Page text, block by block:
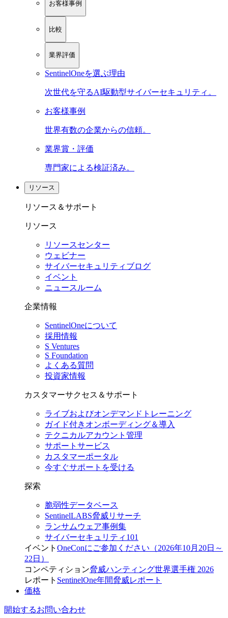
お客様事例
比較
業界評価
SentinelOneを選ぶ理由
次世代を守るAI駆動型サイバーセキュリティ。
お客様事例
世界有数の企業からの信頼。
業界賞・評価
専門家による検証済み。
リソース
リソース＆サポート
リソース
リソースセンター
ウェビナー
サイバーセキュリティブログ
イベント
ニュースルーム
企業情報
SentinelOneについて
採用情報
S Ventures
S Foundation
よくある質問
投資家情報
カスタマーサクセス＆サポート
ライブおよびオンデマンドトレーニング
ガイド付きオンボーディング＆導入
テクニカルアカウント管理
サポートサービス
カスタマーポータル
今すぐサポートを受ける
探索
脆弱性データベース
SentinelLABS脅威リサーチ
ランサムウェア事例集
サイバーセキュリティ101
イベント OneConにご参加ください（2026年10月20日～
22日）
コンペティション脅威ハンティング世界選手権 2026
レポート SentinelOne年間脅威レポート
価格
開始するお問い合わせ